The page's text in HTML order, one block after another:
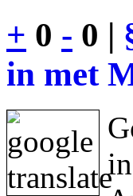
+ 0 - 0 |
in met